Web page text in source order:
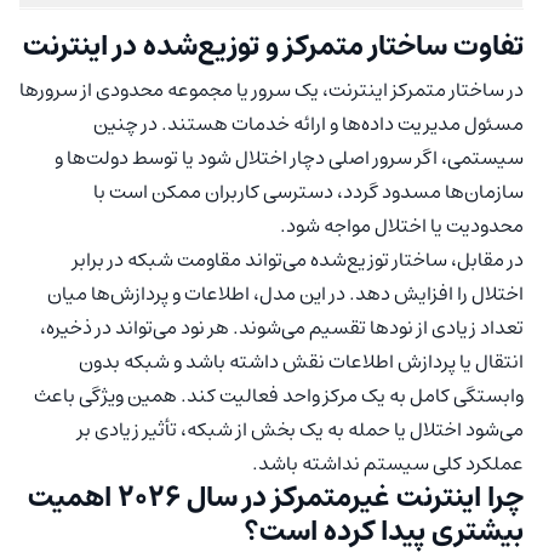
تفاوت ساختار متمرکز و توزیع‌شده در اینترنت
در ساختار متمرکز اینترنت، یک سرور یا مجموعه محدودی از سرورها
مسئول مدیریت داده‌ها و ارائه خدمات هستند. در چنین
سیستمی، اگر سرور اصلی دچار اختلال شود یا توسط دولت‌ها و
سازمان‌ها مسدود گردد، دسترسی کاربران ممکن است با
محدودیت یا اختلال مواجه شود.
در مقابل، ساختار توزیع‌شده می‌تواند مقاومت شبکه در برابر
اختلال را افزایش دهد. در این مدل، اطلاعات و پردازش‌ها میان
تعداد زیادی از نودها تقسیم می‌شوند. هر نود می‌تواند در ذخیره،
انتقال یا پردازش اطلاعات نقش داشته باشد و شبکه بدون
وابستگی کامل به یک مرکز واحد فعالیت کند. همین ویژگی باعث
می‌شود اختلال یا حمله به یک بخش از شبکه، تأثیر زیادی بر
عملکرد کلی سیستم نداشته باشد.
چرا اینترنت غیرمتمرکز در سال 2026 اهمیت
بیشتری پیدا کرده است؟